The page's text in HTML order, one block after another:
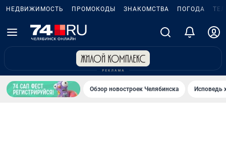
НЕДВИЖИМОСТЬ ПРОМОКОДЫ ЗНАКОМСТВА ПОГОДА
Обзор новостроек Челябинска Исповедь